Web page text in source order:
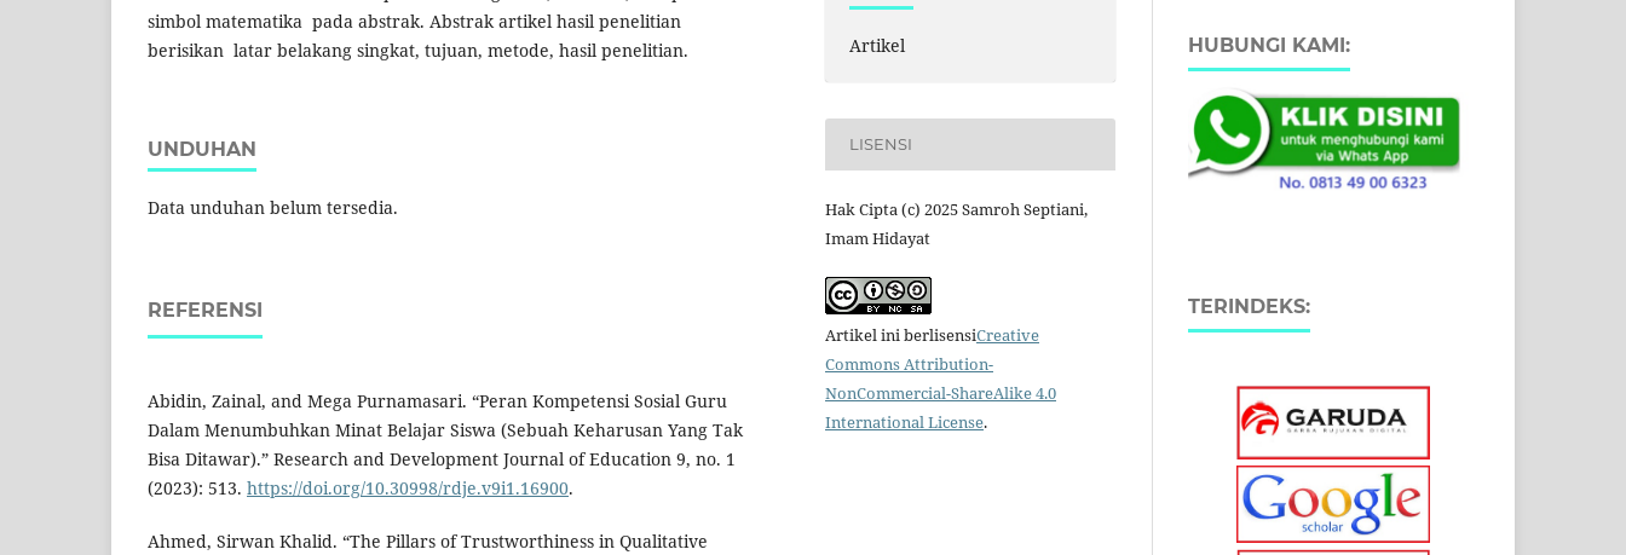
simbol matematika pada abstrak. Abstrak artikel hasil penelitian
berisikan latar belakang singkat, tujuan, metode, hasil penelitian.
UNDUHAN
Data unduhan belum tersedia.
REFERENSI
Abidin, Zainal, and Mega Purnamasari. “Peran Kompetensi Sosial Guru
Dalam Menumbuhkan Minat Belajar Siswa (Sebuah Keharusan Yang Tak
Bisa Ditawar).” Research and Development Journal of Education 9, no. 1
(2023): 513. https://doi.org/10.30998/rdje.v9i1.16900.
Ahmed, Sirwan Khalid. “The Pillars of Trustworthiness in Qualitative
Artikel
LISENSI
Hak Cipta (c) 2025 Samroh Septiani,
Imam Hidayat
Artikel ini berlisensiCreative
Commons Attribution-
NonCommercial-ShareAlike 4.0
International License.
HUBUNGI KAMI:
TERINDEKS: